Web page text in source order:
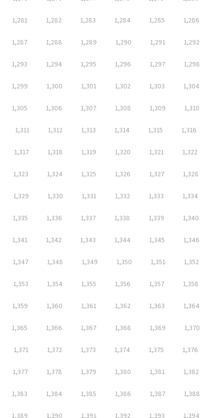
1,281 1,282 1,283 1,284 1,285 1,286
1,287 1,288 1,289 1,290 1,291 1,292
1,293 1,294 1,295 1,296 1,297 1,298
1,299 1,300 1,301 1,302 1,303 1,304
1,305 1,306 1,307 1,308 1,309 1,310
1,311 1,312 1,313 1,314 1,315 1,316
1,317 1,318 1,319 1,320 1,321 1,322
1,323 1,324 1,325 1,326 1,327 1,328
1,329 1,330 1,331 1,332 1,333 1,334
1,335 1,336 1,337 1,338 1,339 1,340
1,341 1,342 1,343 1,344 1,345 1,346
1,347 1,348 1,349 1,350 1,351 1,352
1,353 1,354 1,355 1,356 1,357 1,358
1,359 1,360 1,361 1,362 1,363 1,364
1,365 1,366 1,367 1,368 1,369 1,370
1,371 1,372 1,373 1,374 1,375 1,376
1,377 1,378 1,379 1,380 1,381 1,382
1,383 1,384 1,385 1,386 1,387 1,388
1,389 1,390 1,391 1,392 1,393 1,394